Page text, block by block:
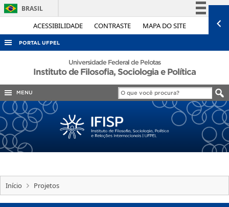
ACESSIBILIDADE CONTRASTE MAPA DO SITE
BRASIL
Simplifique!
Acesso à informação
Legislação
Canais
PORTAL UFPEL
ACESSO À INFORMAÇÃO
COBALTO
CONCURSOS
EDITAIS
INTERNACIONAL
PORTARIAS
Universidade Federal de Pelotas
Instituto de Filosofia, Sociologia e Política
MENU
Início Projetos